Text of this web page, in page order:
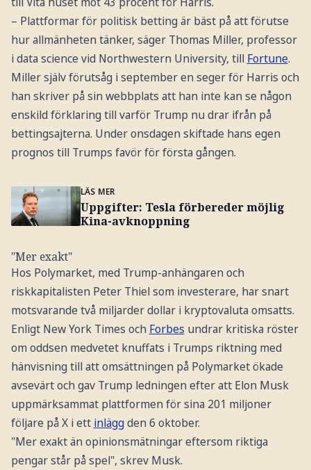
– Plattformar för politisk betting är bäst på att förutse
hur allmänheten tänker, säger Thomas Miller, professor
i data science vid Northwestern University, till Fortune.
Miller själv förutsåg i september en seger för Harris och
han skriver på sin webbplats att han inte kan se någon
enskild förklaring till varför Trump nu drar ifrån på
bettingsajterna. Under onsdagen skiftade hans egen
prognos till Trumps favör för första gången.
LÄS MER
Uppgifter: Tesla förbereder möjlig
Kina-avknoppning
"Mer exakt"
Hos Polymarket, med Trump-anhängaren och
riskkapitalisten Peter Thiel som investerare, har snart
motsvarande två miljarder dollar i kryptovaluta omsatts.
Enligt New York Times och Forbes undrar kritiska röster
om oddsen medvetet knuffats i Trumps riktning med
hänvisning till att omsättningen på Polymarket ökade
avsevärt och gav Trump ledningen efter att Elon Musk
uppmärksammat plattformen för sina 201 miljoner
följare på X i ett inläggden 6 oktober.
"Mer exakt än opinionsmätningar eftersom riktiga
pengar står på spel", skrev Musk.